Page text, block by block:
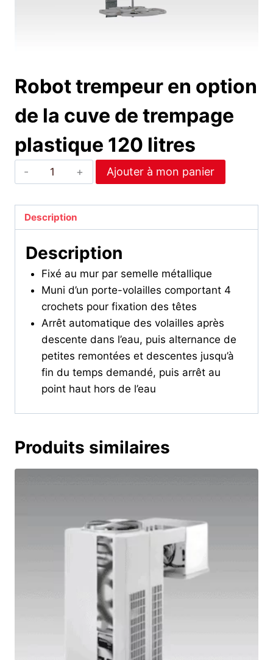
Robot trempeur en option
de la cuve de trempage
plastique 120 litres
quantité
de
trempeur
en
option
de
la
cuve
de
trempage
plastique
120
litres
Ajouter à mon panier
Description
Description
Fixé au mur par semelle métallique
Muni d’un porte-volailles comportant 4
crochets pour fixation des têtes
Arrêt automatique des volailles après
descente dans l’eau, puis alternance de
petites remontées et descentes jusqu’à
fin du temps demandé, puis arrêt au
point haut hors de l’eau
Produits similaires